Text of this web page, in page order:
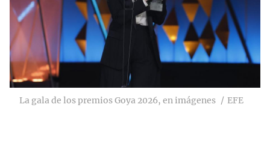
La gala de los premios Goya 2026, en imágenes EFE